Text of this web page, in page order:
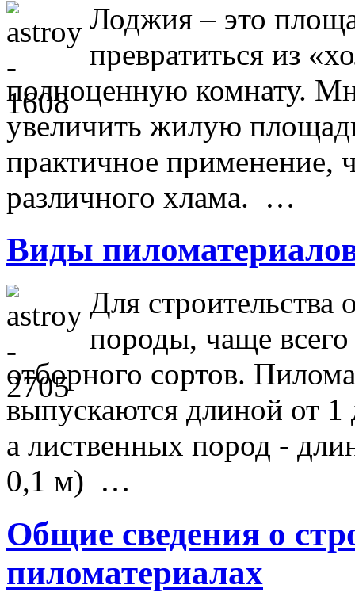
Лоджия – это
превратиться из
полноценную комнату.
увеличить жилую
практичное применение,
различного хлама. …
Виды
Для
породы, чаще всего
отборного сортов.
выпускаются длиной от
а лиственных пород -
0,1 м) …
Общие сведения о
пиломатериалах